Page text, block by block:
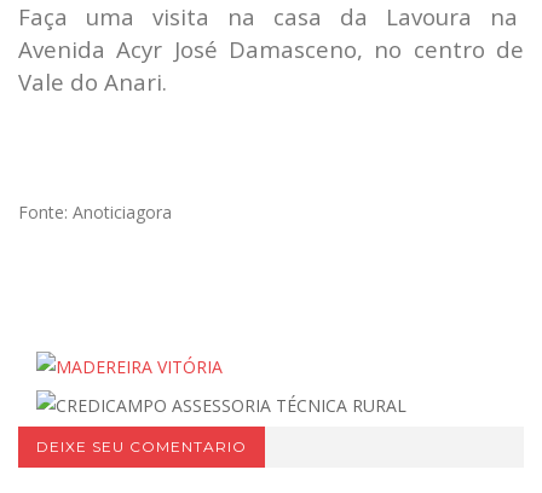
Faça uma visita na casa da Lavoura na
Avenida Acyr José Damasceno, no centro de
Vale do Anari.
Fonte: Anoticiagora
DEIXE SEU COMENTARIO